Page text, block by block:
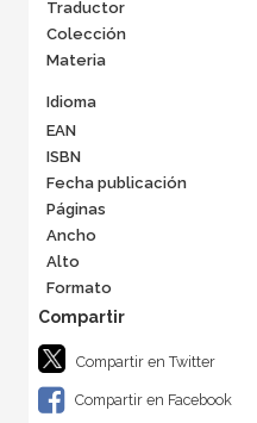
Traductor
Colección
Materia
Idioma
EAN
ISBN
Fecha publicación
Páginas
Ancho
Alto
Formato
Compartir en Twitter
Compartir en Facebook